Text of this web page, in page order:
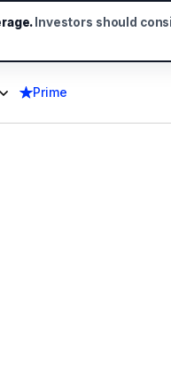
Prime
Investors should